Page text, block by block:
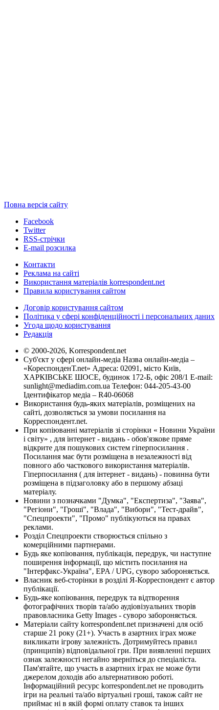
Повна версія сайту
Facebook
Twitter
RSS-стрічки
E-mail розсилка
Контакти
Реклама на сайті
Використання матеріалів korrespondent.net
Правила користування сайтом
Договір користування сайтом
Політика у сфері конфіденційності і персональних даних
Угода щодо користування
Редакція
© 2000-2026, Korrespondent.net
Суб'єкт у сфері онлайн-медіа Назва онлайн-медіа –
«КореспонденТ.net» Адреса: 02091, місто Київ,
ХАРКІВСЬКЕ ШОСЕ, будинок 172-Б, офіс 208/1 E-mail:
sunlight@mediadim.com.ua Телефон: 044-205-43-00
Ідентифікатор медіа – R40-06068
Використання будь-яких матеріалів, розміщених на
сайті, дозволяється за умови посилання на
Корреспондент.net.
При копіюванні матеріалів зі сторінки « Новини України
і світу» , для інтернет - видань - обов'язкове пряме
відкрите для пошукових систем гіперпосилання .
Посилання має бути розміщена в незалежності від
повного або часткового використання матеріалів.
Гіперпосилання ( для інтернет - видань) - повинна бути
розміщена в підзаголовку або в першому абзаці
матеріалу.
Новини з позначками "Думка", "Експертиза", "Заява",
"Регіони", "Гроші", "Влада", "Вибори", "Тест-драйв",
"Спецпроекти", "Промо" публікуються на правах
реклами.
Розділ Спецпроекти створюється спільно з
комерційними партнерами.
Будь яке копіювання, публікація, передрук, чи наступне
поширення інформації, що містить посилання на
"Інтерфакс-Україна", EPA / UPG, суворо забороняється.
Власник веб-сторінки в розділі Я-Корреспондент є автор
публікації.
Будь-яке копіювання, передрук та відтворення
фотографічних творів та/або аудіовізуальних творів
правовласника Getty Images - суворо забороняється.
Матеріали сайту korrespondent.net призначені для осіб
старше 21 року (21+). Участь в азартних іграх може
викликати ігрову залежність. Дотримуйтесь правил
(принципів) відповідальної гри. При виявленні перших
ознак залежності негайно зверніться до спеціаліста.
Пам'ятайте, що участь в азартних іграх не може бути
джерелом доходів або альтернативою роботі.
Інформаційний ресурс korrespondent.net не проводить
ігри на реальні та/або віртуальні гроші, також сайт не
приймає ні в якій формі оплату ставок та інших